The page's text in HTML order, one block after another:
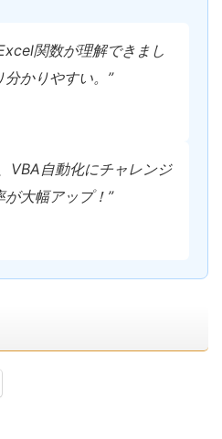
関数が理解できまし
かりやすい。”
VBA自動化にチャレンジ
大幅アップ！”